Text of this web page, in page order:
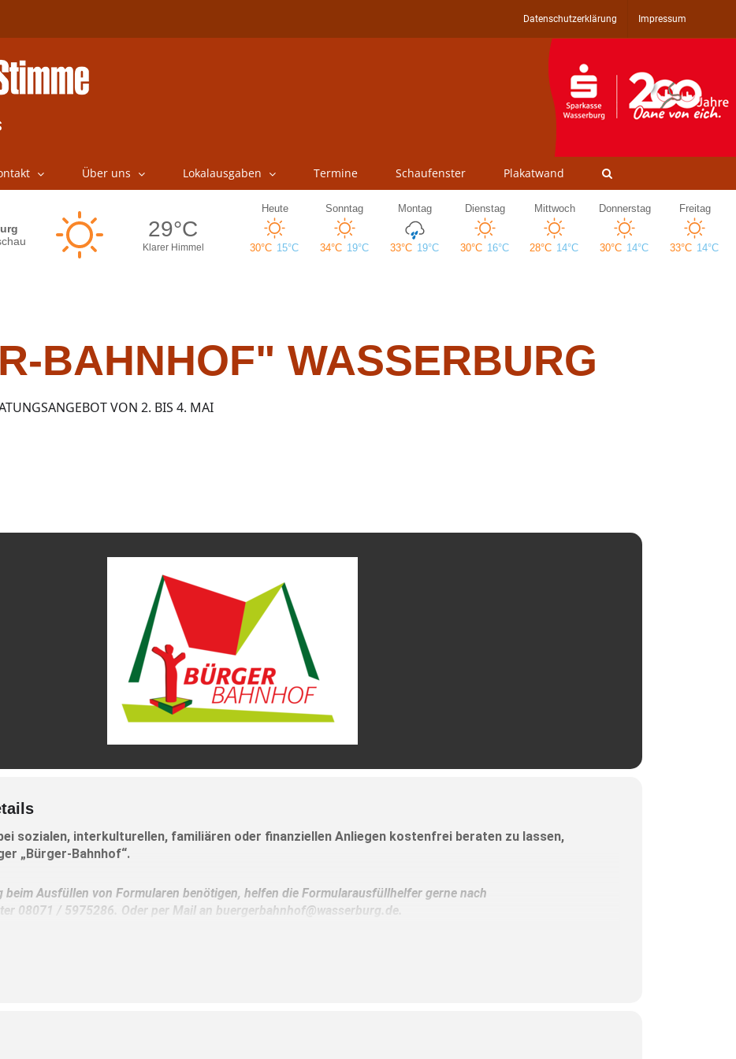
Datenschutzerklärung Impressum
Über uns Lokalausgaben Termine Schaufenster Plakatwand
BAHNHOF" WASSERBURG
VON 2. BIS 4. MAI
sozialen, interkulturellen, familiären oder finanziellen Anliegen kostenfrei beraten zu lassen,
„Bürger-Bahnhof“.
beim Ausfüllen von Formularen benötigen, helfen die Formularausfüllhelfer gerne nach
08071 / 5975286. Oder per Mail an buergerbahnhof@wasserburg.de.
unter dieser Rufnummer für einen individuellen Beratungstermin anzumelden – zum Beispiel für
weil die offenen Beratungszeiten für Sie nicht passen.